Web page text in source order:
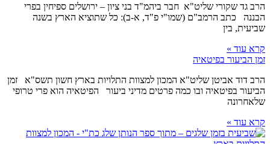
הרב גד שקורי שליט"א חבר ביהמ"ד בני ציון – ירושלים ספיחין בפרי
הבננה כתב הרמב"ם (שמו"י פ"ד, א-ב): כל שתוציא הארץ בשנה
שביעית, בין
קרא עוד »
זמן הביעור בפיטאיה
הרב דוד אביטן שליט"א המכון למצוות התלויות בארץ חשון תשס"א זמן
הביעור בפיטאיה ובו כמה פרטים מדיני ביעור הפיטאיה הוא פרי טרופי
שלאחרונה
קרא עוד »